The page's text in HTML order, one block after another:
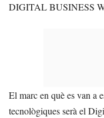
DIGITAL BUSINESS
El marc en què es van a
tecnològiques serà el